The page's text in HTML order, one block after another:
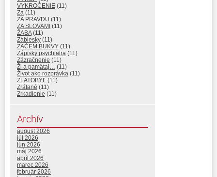
VYKROČENIE (11)
Za (11)
ZA PRAVDU (11)
ZA SLOVAMI (11)
ŽABA(11)
Záblesky (11)
ZAČEM BUKVY (11)
Zápisky psychiatra (11)
Zázračnenie (11)
Ži a pamätaj… (11)
Život ako rozprávka (11)
ZLATOBYĽ (11)
Zrátané (11)
Zrkadlenie (11)
Archív
august 2026
júl 2026
jún 2026
máj 2026
apríl 2026
marec 2026
február 2026